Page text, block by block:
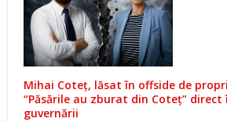
Mihai Coteț, lăsat în offside de
“Păsările au zburat din Coteț”
guvernării